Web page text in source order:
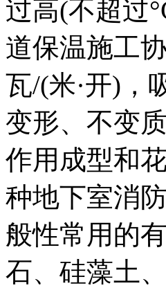
过高(不超过
道保温施工
瓦/(米·开)，
变形、不变
作用成型和
种地下室消
般性常用的
石、硅藻土